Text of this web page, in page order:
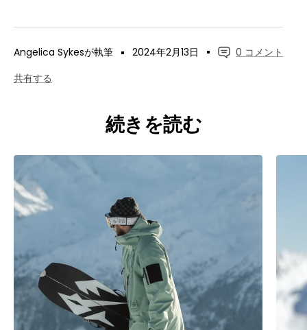
Angelica Sykesが執筆 2024年2月13日
0 コメント
共有する
続きを読む